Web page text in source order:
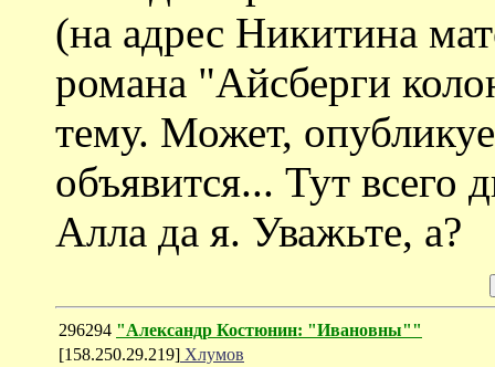
(на адрес Никитина
романа "Айсберги
тему. Может,
объявится... Тут всего
Алла да я. Уважьте, а?
296294 "Александр Костюнин: "Ивановны""
[158.250.29.219] Хлумов